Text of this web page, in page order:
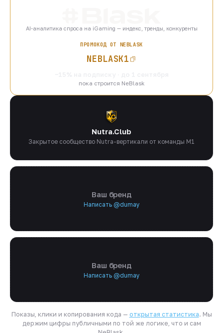
AI-аналитика спроса на iGaming — индекс, тренды, конкуренты
ПРОМОКОД ОТ NEBLASK
NEBLASK1
пока строится NeBlask
Nutra.Club
Закрытое сообщество Nutra-вертикали от команды M1
Ваш бренд
Написать @dumay
Ваш бренд
Написать @dumay
Показы, клики и копирования кода — открытая статистика. Мы
держим цифры публичными по той же логике, что и сам